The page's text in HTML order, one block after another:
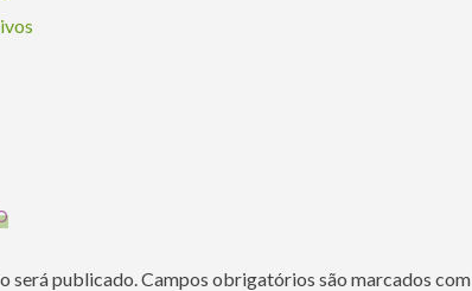
será publicado.Campos obrigatórios são marcados com